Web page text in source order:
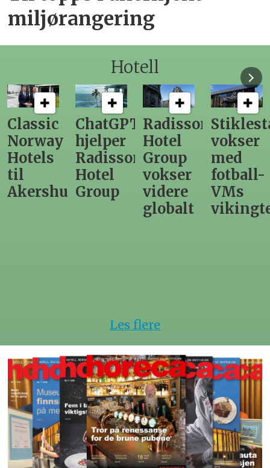
miljørangering
Hotell
ChatGPT
hjelper
Radisson
Hotel
Group
Radisson
Hotel
Group
vokser
videre
Stiklestad
vokser
med
fotball-
VMs
vikingtematikk
Fra
direktør
til
nytt
Les flere